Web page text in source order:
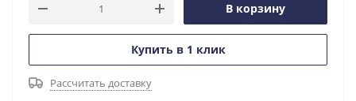
В корзину
Купить в 1 клик
Рассчитать доставку